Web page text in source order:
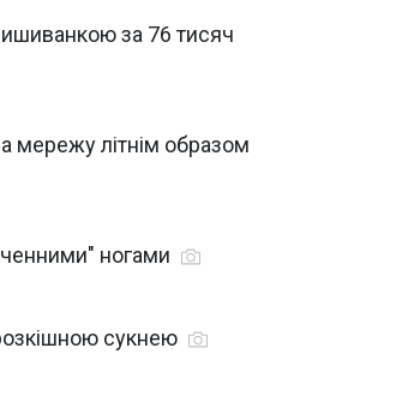
за 76 тисяч
мережу літнім образом
ногами
сукнею